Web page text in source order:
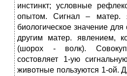
инстинкт; условные
опытом. Сигнал – матер.
биологическое значение
другим матер. явлением,
(шорох - волк).
состовляет 1-ую
животные пользуются 1-ой.